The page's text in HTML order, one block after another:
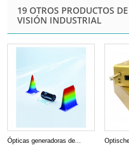
19 OTROS PRODUCTOS
VISIÓN INDUSTRIAL
Ópticas generadoras de...